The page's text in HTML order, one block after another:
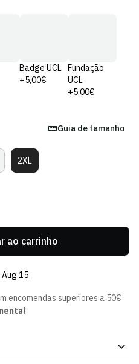
Badge UCL
+5,00€
Fundação
UCL
+5,00€
Guia de tamanho
2XLVariante
Esgotada
ao carrinho
15
encomendas superiores a 50€